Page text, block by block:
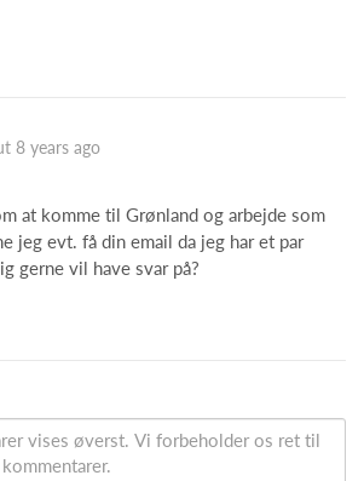
8 years ago
at komme til Grønland og arbejde som
jeg evt. få din email da jeg har et par
gerne vil have svar på?